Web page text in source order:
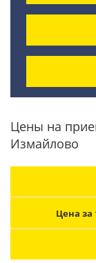
Цены на
Измайлово
Цена за